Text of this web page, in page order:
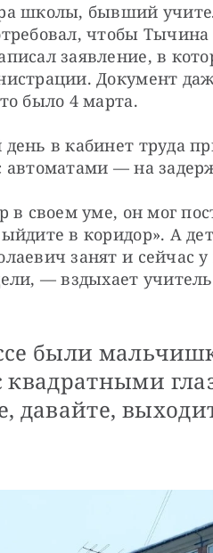
школы, бывший
чтобы Тычина
заявление, в
Документ
было 4 марта.
в кабинет труда
автоматами — на
в своем уме, он мог
в коридор». А
занят и сейчас
— вздыхает
были
квадратными
давайте,